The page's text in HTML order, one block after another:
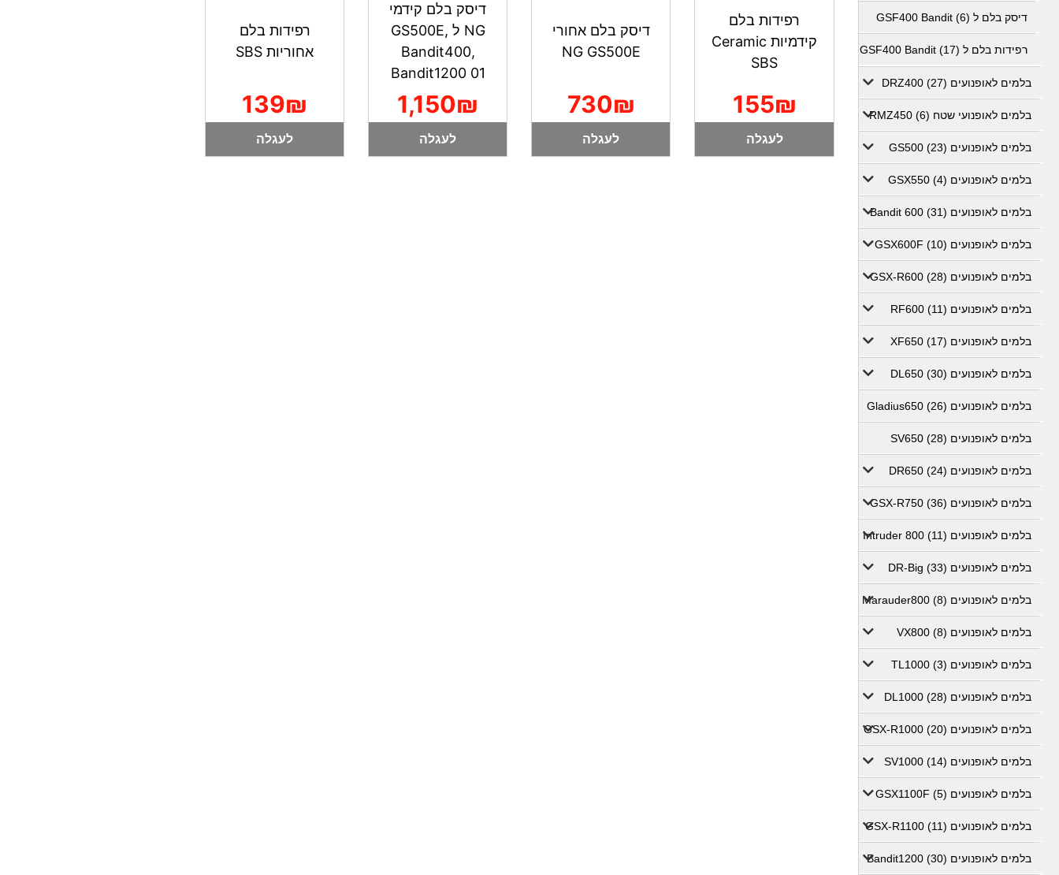
דיסק בלם ל GSF400 Bandit (6)
רפידות בלם ל GSF400 Bandit (17)
בלמים לאופנועים DRZ400 (27)
בלמים לאופנועי שטח RMZ450 (6)
בלמים לאופנועים GS500 (23)
בלמים לאופנועים GSX550 (4)
בלמים לאופנועים Bandit 600 (31)
בלמים לאופנועים GSX600F (10)
בלמים לאופנועים GSX-R600 (28)
בלמים לאופנועים RF600 (11)
בלמים לאופנועים XF650 (17)
בלמים לאופנועים DL650 (30)
בלמים לאופנועים Gladius650 (26)
בלמים לאופנועים SV650 (28)
בלמים לאופנועים DR650 (24)
בלמים לאופנועים GSX-R750 (36)
בלמים לאופנועים Intruder 800 (11)
בלמים לאופנועים DR-Big (33)
בלמים לאופנועים Marauder800 (8)
בלמים לאופנועים VX800 (8)
בלמים לאופנועים TL1000 (3)
בלמים לאופנועים DL1000 (28)
בלמים לאופנועים GSX-R1000 (20)
בלמים לאופנועים SV1000 (14)
בלמים לאופנועים GSX1100F (5)
בלמים לאופנועים GSX-R1100 (11)
בלמים לאופנועים Bandit1200 (30)
רפידות בלם
קידמיות Ceramic
SBS
155₪
לעגלה
דיסק בלם אחורי
NG GS500E
730₪
לעגלה
דיסק בלם קידמי
NG ל GS500E,
Bandit400,
Bandit1200 01
1,150₪
לעגלה
רפידות בלם
אחוריות SBS
139₪
לעגלה